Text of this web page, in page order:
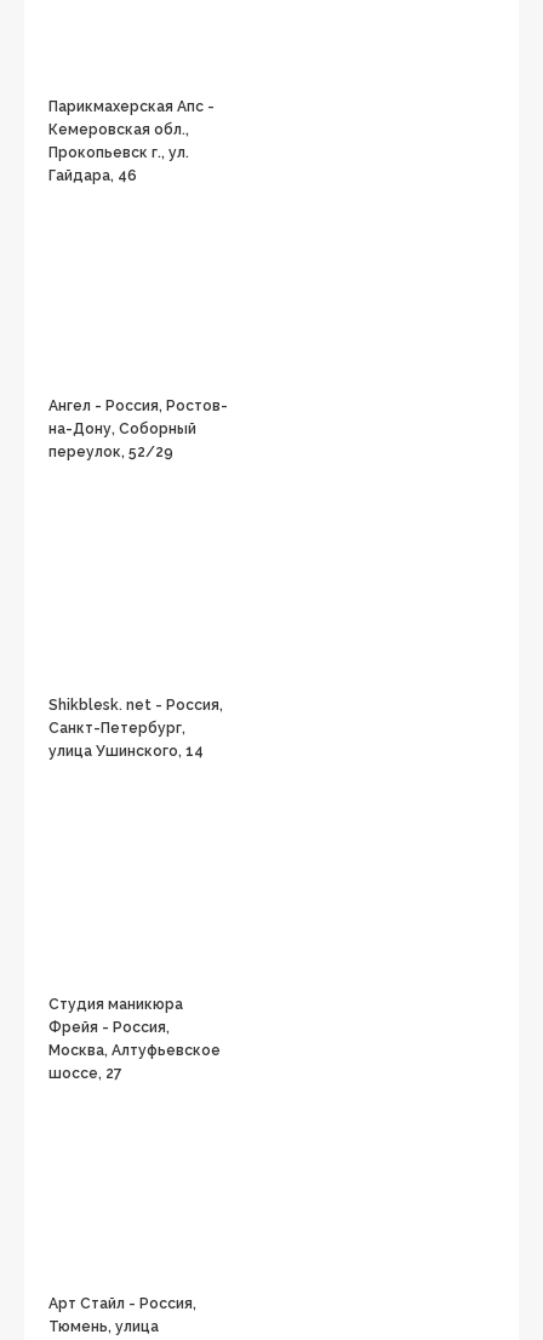
Парикмахерская Апс -
Кемеровская обл.,
Прокопьевск г., ул.
Гайдара, 46
Ангел - Россия, Ростов-
на-Дону, Соборный
переулок, 52/29
Shikblesk. net - Россия,
Санкт-Петербург,
улица Ушинского, 14
Студия маникюра
Фрейя - Россия,
Москва, Алтуфьевское
шоссе, 27
Арт Стайл - Россия,
Тюмень, улица